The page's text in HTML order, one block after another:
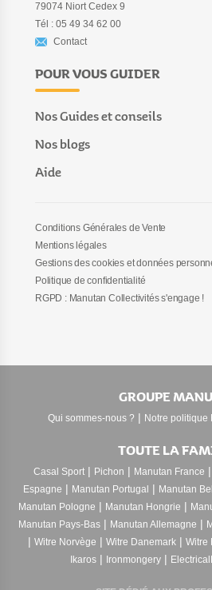
79074 Niort Cedex 9
Tél : 05 49 34 62 00
Contact
POUR VOUS GUIDER
Nos Guides et conseils
Nos blogs
Aide
Conditions Générales de Vente
Mentions légales
Gestions des cookies et données
Politique de confidentialité
RGPD : Manutan Collectivités s'engage !
GROUPE
Qui sommes-nous ? | Notre politique
TOUTE LA
Casal Sport | Pichon | Manutan France |
Espagne | Manutan Portugal | Manutan
Manutan Pologne | Manutan Hongrie |
Manutan Pays-Bas| Manutan Allemagne |
| Witre Norvège | Witre Danemark | Witre
Ikaros | Ironmongery |